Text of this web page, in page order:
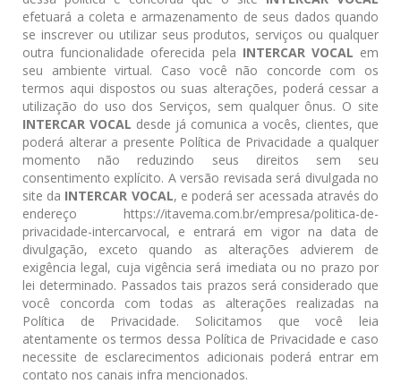
efetuará a coleta e armazenamento de seus dados quando
se inscrever ou utilizar seus produtos, serviços ou qualquer
outra funcionalidade oferecida pela INTERCAR VOCAL em
seu ambiente virtual. Caso você não concorde com os
termos aqui dispostos ou suas alterações, poderá cessar a
utilização do uso dos Serviços, sem qualquer ônus. O site
INTERCAR VOCAL desde já comunica a vocês, clientes, que
poderá alterar a presente Política de Privacidade a qualquer
momento não reduzindo seus direitos sem seu
consentimento explícito. A versão revisada será divulgada no
site da INTERCAR VOCAL, e poderá ser acessada através do
endereço https://itavema.com.br/empresa/politica-de-
privacidade-intercarvocal, e entrará em vigor na data de
divulgação, exceto quando as alterações advierem de
exigência legal, cuja vigência será imediata ou no prazo por
lei determinado. Passados tais prazos será considerado que
você concorda com todas as alterações realizadas na
Política de Privacidade. Solicitamos que você leia
atentamente os termos dessa Política de Privacidade e caso
necessite de esclarecimentos adicionais poderá entrar em
contato nos canais infra mencionados.